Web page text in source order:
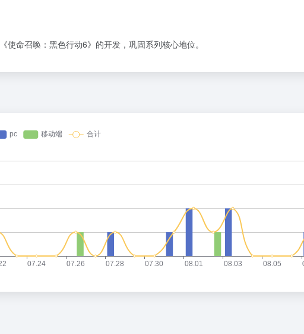
命召唤：黑色行动6》的开发，巩固系列核心地位。